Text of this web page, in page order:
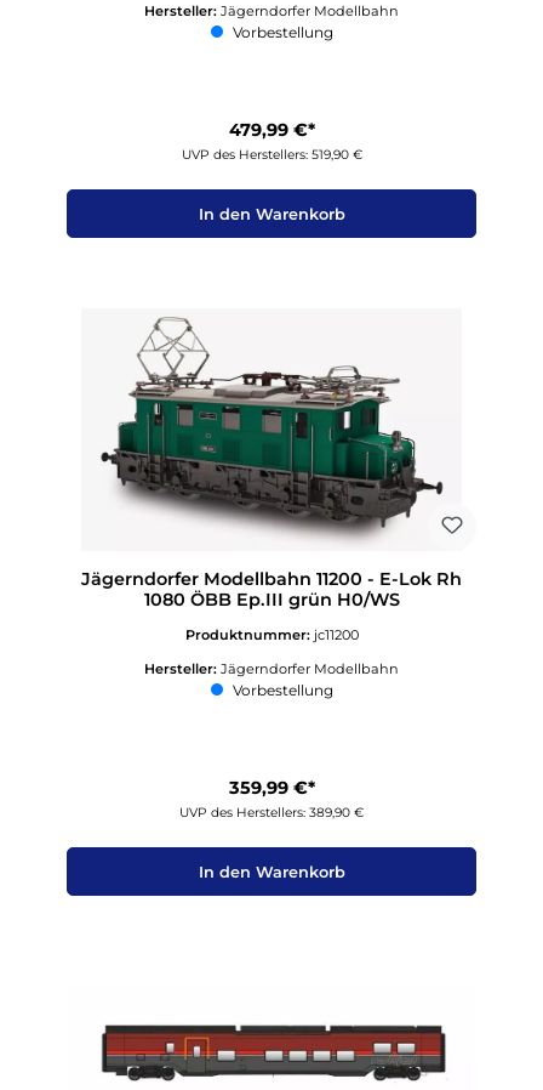
Hersteller: Jägerndorfer Modellbahn
Vorbestellung
479,99 €*
UVP des Herstellers: 519,90 €
In den Warenkorb
Jägerndorfer Modellbahn 11200 - E-Lok Rh
1080 ÖBB Ep.III grün H0/WS
Produktnummer: jc11200
Hersteller: Jägerndorfer Modellbahn
Vorbestellung
359,99 €*
UVP des Herstellers: 389,90 €
In den Warenkorb